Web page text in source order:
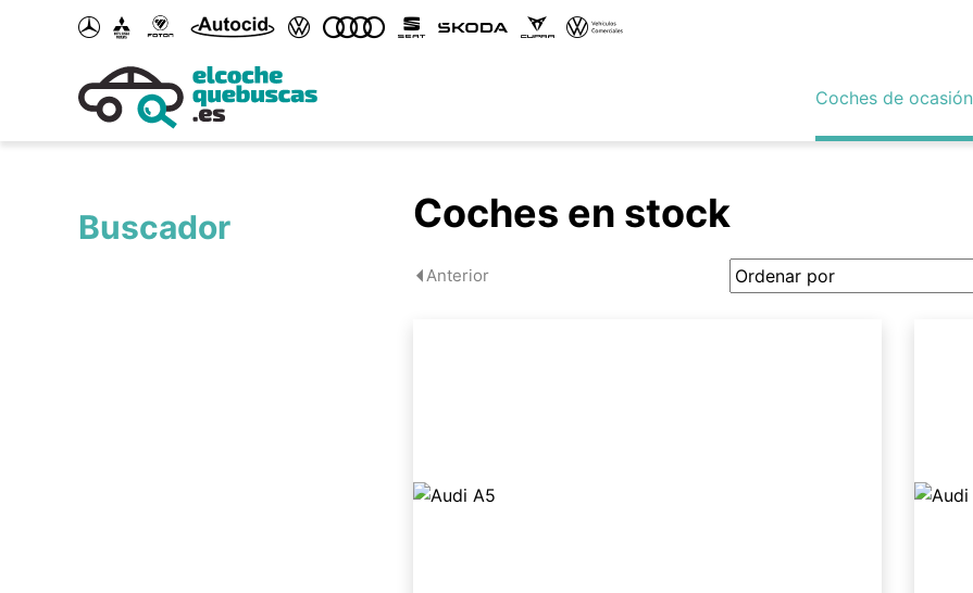
Coches de ocasión
Buscador Coches en stock
Anterior